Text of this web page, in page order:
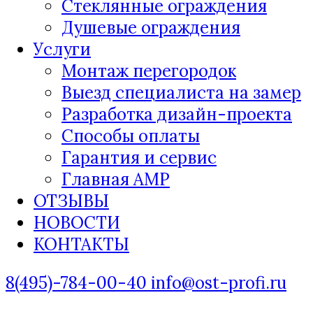
Стеклянные ограждения
Душевые ограждения
Услуги
Монтаж перегородок
Выезд специалиста на замер
Разработка дизайн-проекта
Способы оплаты
Гарантия и сервис
Главная AMP
ОТЗЫВЫ
НОВОСТИ
КОНТАКТЫ
8(495)-784-00-40 info@ost-profi.ru